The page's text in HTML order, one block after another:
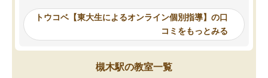
ーティングを行い、その講師で良いか
見てから講師を決定する事ができま
す。
うちの子は、初回面談の講師の方で決
いなのがあり(有料)、受
ことをどんなスケジュー
くか相談したのですが、
ち期待したものではなく
トウコベ【東大生によるオンライン個別指導】の口
コミをもっとみる
槻木駅の教室一覧